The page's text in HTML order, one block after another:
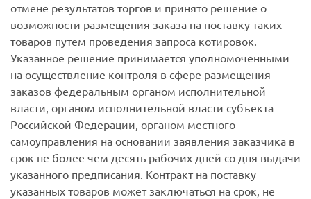
отмене результатов торгов и принято решение о
возможности размещения заказа на поставку таких
товаров путем проведения запроса котировок.
Указанное решение принимается уполномоченными
на осуществление контроля в сфере размещения
заказов федеральным органом исполнительной
власти, органом исполнительной власти субъекта
Российской Федерации, органом местного
самоуправления на основании заявления заказчика в
срок не более чем десять рабочих дней со дня выдачи
указанного предписания. Контракт на поставку
указанных товаров может заключаться на срок, не